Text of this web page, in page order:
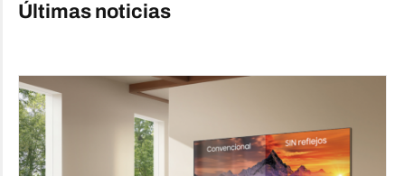
Últimas noticias